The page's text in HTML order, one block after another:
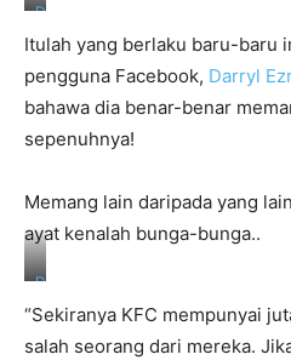
D
r
r
l
E
e
n
/
F
c
e
Itulah yang berlaku baru-baru
pengguna Facebook, Darryl
bahawa dia benar-benar
sepenuhnya!
Memang lain daripada yang
ayat kenalah bunga-bunga..
D
r
r
“Sekiranya KFC mempunyai
salah seorang dari mereka.